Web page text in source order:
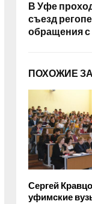
В Уфе
съезд
обращения с
ПОХОЖИЕ
Сергей
уфимские